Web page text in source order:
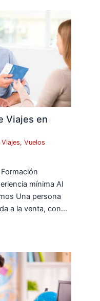
Viajes en
,Vuelos
mínima Al
Una persona
a la venta, con…